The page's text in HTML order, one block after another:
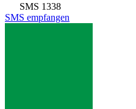
SMS 1338
SMS empfangen